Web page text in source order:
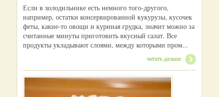
Если в холодильнике есть немного того-другого,
например, остатки консервированной кукурузы, кусочек
феты, какие-то овощи и куриная грудка, значит можно за
считанные минуты приготовить вкусный салат. Все
продукты укладывают слоями, между которыми пром...
читать дальше